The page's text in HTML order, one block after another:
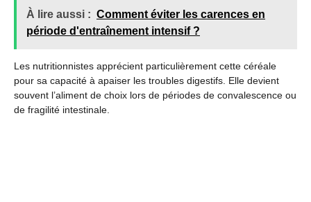
À lire aussi : Comment éviter les carences en
période d'entraînement intensif ?
Les nutritionnistes apprécient particulièrement cette céréale
pour sa capacité à apaiser les troubles digestifs. Elle devient
souvent l’aliment de choix lors de périodes de convalescence ou
de fragilité intestinale.